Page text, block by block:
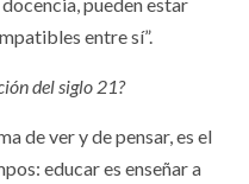
entre sí”.
del siglo 21?
de ver y de pensar, es el
educar es enseñar a